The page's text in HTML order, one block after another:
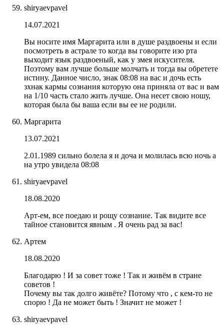
shiryaevpavel
14.07.2021
Вы носите имя Маргарита или в душе раздвоены и если
посмотреть в астрале то когда вы говорите изо рта
выходит язык раздвоеный, как у змея искусителя.
Поэтому вам лучше больше молчать и тогда вы обретете
истину. Данное число, знак 08:08 на вас и дочь есть
зхнак кармы сознания которую она приняла от вас и вам
на 1/10 часть стало жить лучше. Она несет свою ношу,
которая была бы ваша если вы ее не родили.
Маргарита
13.07.2021
2.01.1989 сильно болела я и доча и молилась всю ночь а
на утро увидела 08:08
shiryaevpavel
18.08.2020
Арт-ем, все поедаю и рощу сознание. Так видите все
тайное становится явным . Я очень рад за вас!
Артем
18.08.2020
Благодарю ! И за совет тоже ! Так и живём в стране
советов !
Почему вы так долго живёте? Потому что , с кем-то не
спорю ! Да не может быть ! Значит не может !
shiryaevpavel